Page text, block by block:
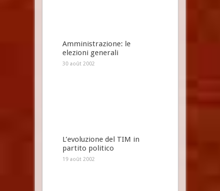
Amministrazione: le
elezioni generali
30 août 2002
L’evoluzione del TIM in
partito politico
19 août 2002